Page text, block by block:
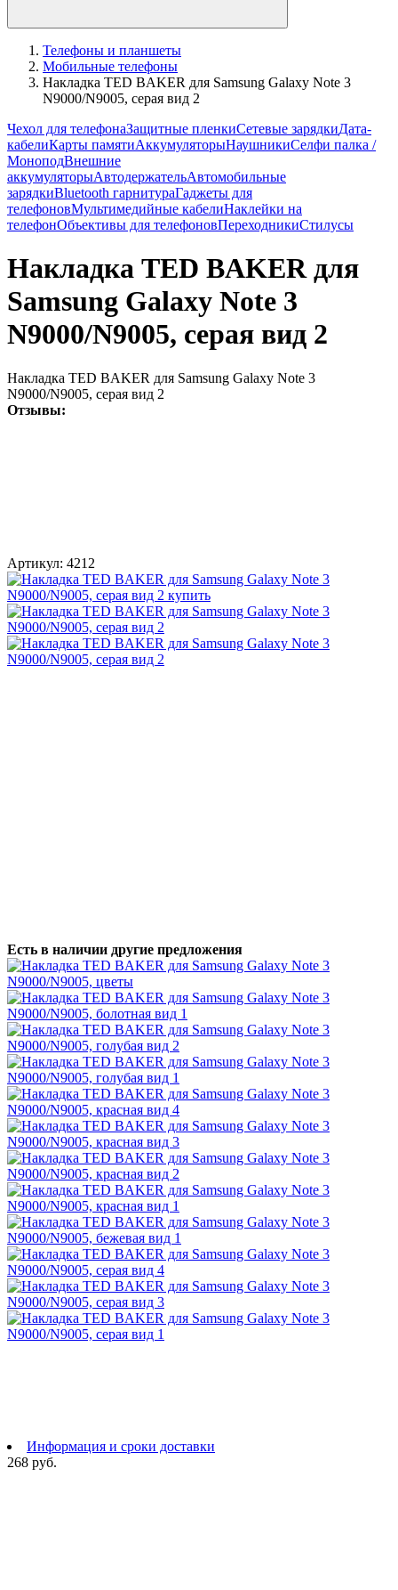
Телефоны и планшеты
Мобильные телефоны
Накладка TED BAKER для Samsung Galaxy Note 3
N9000/N9005, серая вид 2
Чехол для телефонаЗащитные пленкиСетевые зарядкиДата-
кабелиКарты памятиАккумуляторыНаушникиСелфи палка /
МоноподВнешние
аккумуляторыАвтодержательАвтомобильные
зарядкиBluetooth гарнитураГаджеты для
телефоновМультимедийные кабелиНаклейки на
телефонОбъективы для телефоновПереходникиСтилусы
Накладка TED BAKER для
Samsung Galaxy Note 3
N9000/N9005, серая вид 2
Накладка TED BAKER для Samsung Galaxy Note 3
N9000/N9005, серая вид 2
Отзывы:
Артикул: 4212
Есть в наличии другие предложения
Информация и сроки доставки
268 руб.